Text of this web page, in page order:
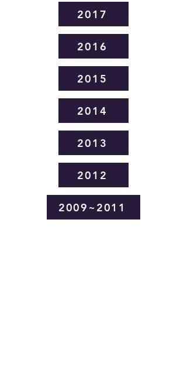
2017
2016
2015
2014
2013
2012
2009~2011